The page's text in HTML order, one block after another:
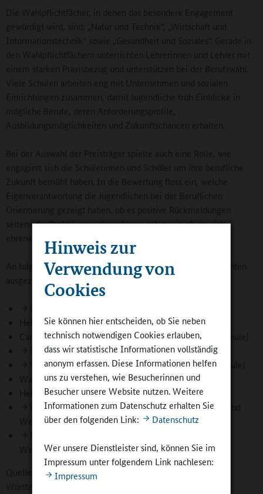
Hinweis zur
Verwendung von
Cookies
Sie können hier entscheiden, ob Sie neben
technisch notwendigen Cookies erlauben,
dass wir statistische Informationen vollständig
anonym erfassen. Diese Informationen helfen
uns zu verstehen, wie Besucherinnen und
Besucher unsere Website nutzen. Weitere
Informationen zum Datenschutz erhalten Sie
über den folgenden Link:
Datenschutz
Wer unsere Dienstleister sind, können Sie im
Impressum unter folgendem Link nachlesen:
Impressum
Die Wahlpflichtfächer, in denen das besondere Engagement
gewürdigt wird, sind: „Natur und Technik“, „Wirtschaft und
Informationstechnik“ sowie „Gesundheit und Soziales“. Gerade in
den Wahlpflichtfächern unterrichten Lehrerinnen und Lehrer mit
einem starken Praxisbezug und unterstützen bei der Berufswahl.
Viele Schulen arbeiten eng mit Unternehmen und sozialen
Einrichtungen zusammen, damit Jugendliche früh Einblicke in
mögliche Berufe, deren Anforderungsprofile,
Ausbildungsmöglichkeiten und Zukunftschancen erhalten.
Bei der Auswahl der Preisträger spielte auch eine Rolle, wie
engagiert sich die Schülerinnen und Schüler um ihre berufliche
Zukunft bemüht haben. In die Bewertung floss ein, welche
Eigenverantwortung die Jugendlichen bei der Beruflichen
Orientierung gezeigt haben, ob es positive Rückmeldungen
seitens der Praktikumsunternehmen gab sowie ob sie sich
ehrenamtlich oder sozial engagieren.
An folgenden Schulen wurden Absolventinnen und Absolventen
ausgezeichnet:
Hellbergschule Lörrach (Grund- und Werkrealschule)
Carl-Dänzer-Schule Odenheim (Grund- und Werkrealschule)
Grund- und Werkrealschule Villingendorf
Würmtalschule Merklingen (Grund- und Werkrealschule)
Waldschule Walldorf (Grund- und Werkrealschule)
Hebelschule Kehl (Werkrealschule)
Herzog-Philipp-Verbandsschule Altshausen(Grund- und
Werkrealschule)
Werkrealschule mit Realschule)
Quelle:
Ministerium für Kultus, Jugend und Sport Baden-
Württemberg